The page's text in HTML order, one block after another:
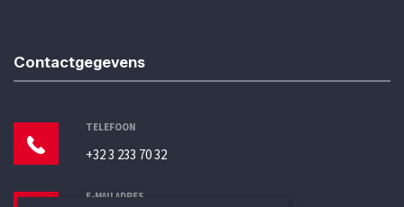
Contactgegevens
TELEFOON
+32 3 233 70 32
E-MAILADRES